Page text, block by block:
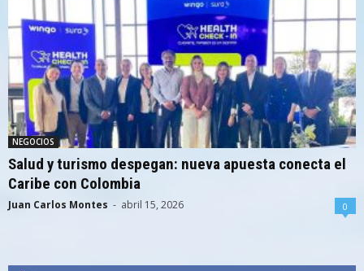
NEGOCIOS
Salud y turismo despegan: nueva apuesta conecta el
Caribe con Colombia
Juan Carlos Montes - abril 15, 2026 0